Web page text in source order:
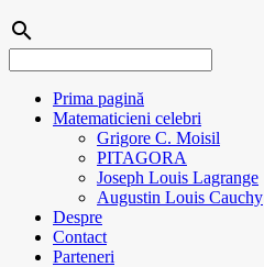
search
Prima pagină
Matematicieni celebri
Grigore C. Moisil
PITAGORA
Joseph Louis Lagrange
Augustin Louis Cauchy
Despre
Contact
Parteneri